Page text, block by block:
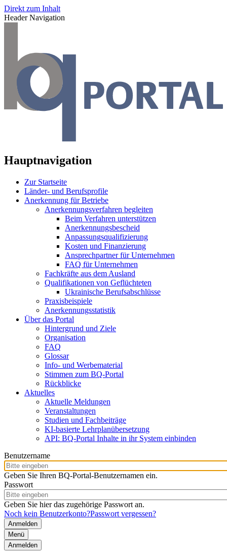
Direkt zum Inhalt
Header Navigation
Hauptnavigation
Zur Startseite
Länder- und Berufsprofile
Anerkennung für Betriebe
Anerkennungsverfahren begleiten
Beim Verfahren unterstützen
Anerkennungsbescheid
Anpassungsqualifizierung
Kosten und Finanzierung
Ansprechpartner für Unternehmen
FAQ für Unternehmen
Fachkräfte aus dem Ausland
Qualifikationen von Geflüchteten
Ukrainische Berufsabschlüsse
Praxisbeispiele
Anerkennungsstatistik
Über das Portal
Hintergrund und Ziele
Organisation
FAQ
Glossar
Info- und Werbematerial
Stimmen zum BQ-Portal
Rückblicke
Aktuelles
Aktuelle Meldungen
Veranstaltungen
Studien und Fachbeiträge
KI-basierte Lehrplanübersetzung
API: BQ-Portal Inhalte in ihr System einbinden
Benutzername
Geben Sie Ihren BQ-Portal-Benutzernamen ein.
Passwort
Geben Sie hier das zugehörige Passwort an.
Noch kein Benutzerkonto?Passwort vergessen?
Menü
Anmelden